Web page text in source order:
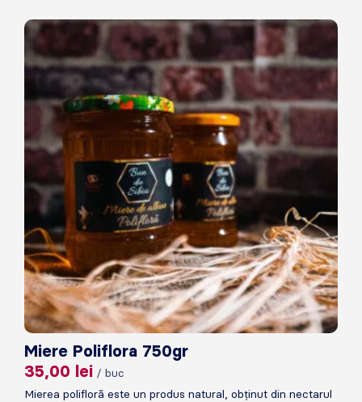
Miere Poliflora 750gr
35,00 lei / buc
Mierea polifloră este un produs natural, obținut din nectarul